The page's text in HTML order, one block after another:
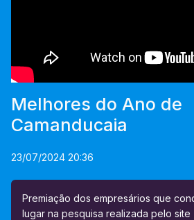
Melhores do Ano de
Camanducaia
23/07/2024 20:36
Premiação dos empresários que
lugar na pesquisa realizada pelo site